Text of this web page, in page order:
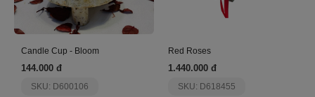
Candle Cup - Bloom
144.000 đ
SKU: D600106
Red Roses
1.440.000 đ
SKU: D618455